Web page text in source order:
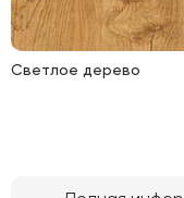
Светлое дерево